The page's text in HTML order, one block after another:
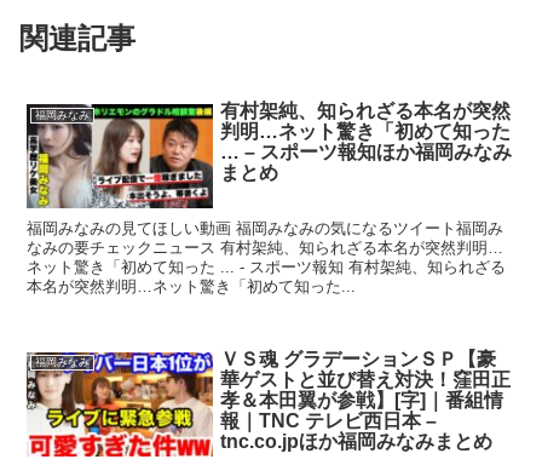
関連記事
福岡みなみ
有村架純、知られざる本名が突然
判明…ネット驚き「初めて知った
… – スポーツ報知ほか福岡みなみ
まとめ
福岡みなみの見てほしい動画 福岡みなみの気になるツイート福岡み
なみの要チェックニュース 有村架純、知られざる本名が突然判明…
ネット驚き「初めて知った ... - スポーツ報知 有村架純、知られざる
本名が突然判明…ネット驚き「初めて知った...
福岡みなみ
ＶＳ魂 グラデーションＳＰ【豪
華ゲストと並び替え対決！窪田正
孝＆本田翼が参戦】[字]｜番組情
報｜TNC テレビ西日本 –
tnc.co.jpほか福岡みなみまとめ